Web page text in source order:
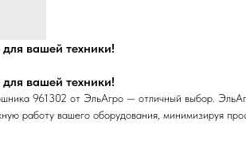
вашей техники!
вашей техники!
961302 от ЭльАгро — отличный выбор.
работу вашего оборудования, минимизируя